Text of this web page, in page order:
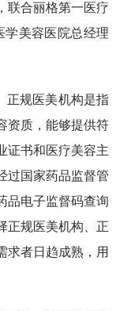
联合丽格第一医疗
学美容医院总经理
正规医美机构是指
资质，能够提供符
证书和医疗美容主
过国家药品监督管
品电子监督码查询
正规医美机构、正
求者日趋成熟，用